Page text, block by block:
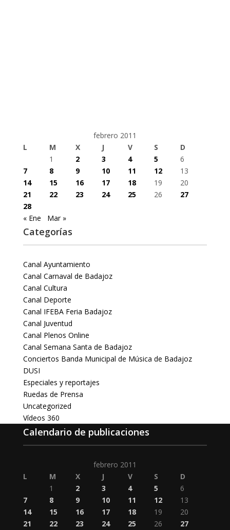
febrero 2011
L
M X J V S
D
1
2 3 4 5
6
7
8 9 10 11 12
13
14
15 16 17 18 19
20
21
22 23 24 25 26
27
28
« Ene
Mar »
Categorías
Canal Ayuntamiento
Canal Carnaval de Badajoz
Canal Cultura
Canal Deporte
Canal IFEBA Feria Badajoz
Canal Juventud
Canal Plenos Online
Canal Semana Santa de Badajoz
Conciertos Banda Municipal de Música de Badajoz
DUSI
Especiales y reportajes
Ruedas de Prensa
Uncategorized
Vídeos 360
Calendario de publicaciones
febrero 2011
L
M X J V S
D
1
2 3 4 5
6
7
8 9 10 11 12
13
14
15 16 17 18 19
20
21
22 23 24 25 26
27